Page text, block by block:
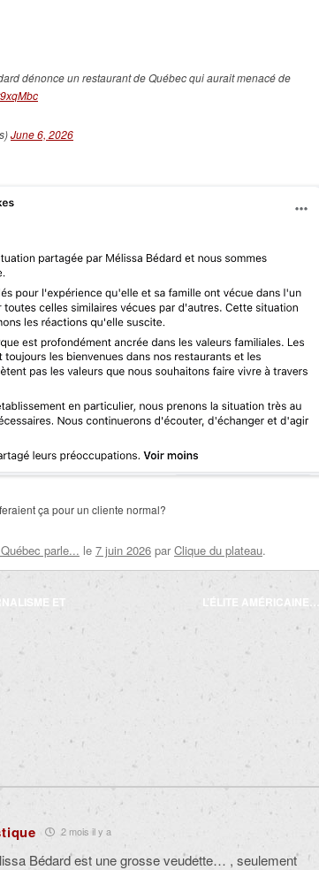
dénonce un restaurant de Québec qui aurait menacé de
June 6, 2026
ça pour un cliente normal?
parle... le 7 juin 2026 par Clique du plateau.
ET
L’ÉLITE AMÉRICAINE…
2 mois il y a
Bédard est une grosse veudette… , seulement